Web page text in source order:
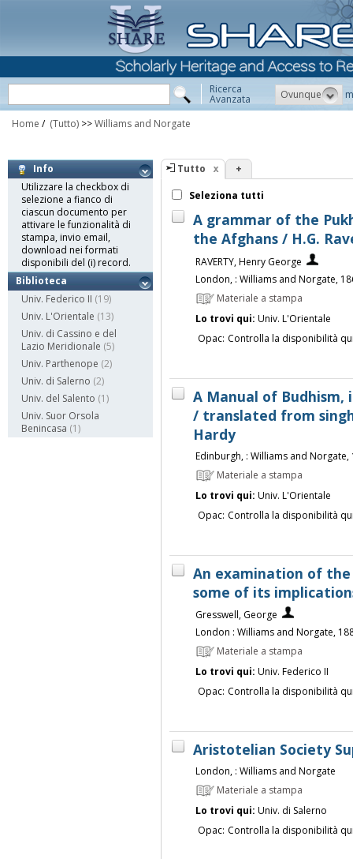
Ricerca
Avanzata Ovunque
Home / (Tutto) >>Williams and Norgate
Info
Utilizzare la checkbox di
selezione a fianco di
ciascun documento per
attivare le funzionalità di
stampa, invio email,
download nei formati
disponibili del (i) record.
Biblioteca
Univ. Federico II (19)
Univ. L'Orientale (13)
Univ. di Cassino e del
Lazio Meridionale (5)
Univ. Parthenope (2)
Univ. di Salerno (2)
Univ. del Salento (1)
Univ. Suor Orsola
Benincasa (1)
Tutto +
Seleziona tutti
A grammar of the
the Afghans / H.G.
RAVERTY, Henry George
London, : Williams and Norgate,
Materiale a stampa
Lo trovi qui: Univ. L'Orientale
Opac: Controlla la disponibilità
A Manual of
/ translated from
Hardy
Edinburgh, : Williams and Norgate,
Materiale a stampa
Lo trovi qui: Univ. L'Orientale
Opac: Controlla la disponibilità
An examination of
some of its
Gresswell, George
London : Williams and Norgate,
Materiale a stampa
Lo trovi qui: Univ. Federico II
Opac: Controlla la disponibilità
Aristotelian Society
London, : Williams and Norgate
Materiale a stampa
Lo trovi qui: Univ. di Salerno
Opac: Controlla la disponibilità